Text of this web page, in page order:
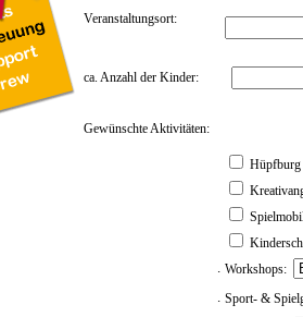
Veranstaltungsort:
ca. Anzahl der Kinder:
Gewünschte Aktivitäten:
Hüpfburg
. Workshops:
. Sport- &